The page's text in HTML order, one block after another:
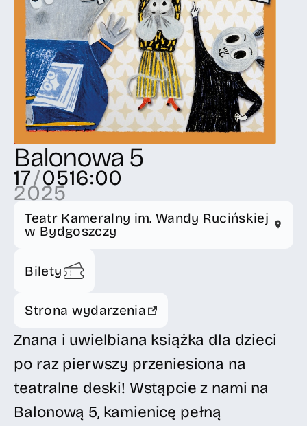
Balonowa 5
17/05
2025
16:00
Teatr Kameralny im. Wandy Rucińskiej
w Bydgoszczy
Bilety
Strona wydarzenia
Znana i uwielbiana książka dla dzieci
po raz pierwszy przeniesiona na
teatralne deski! Wstąpcie z nami na
Balonową 5, kamienicę pełną